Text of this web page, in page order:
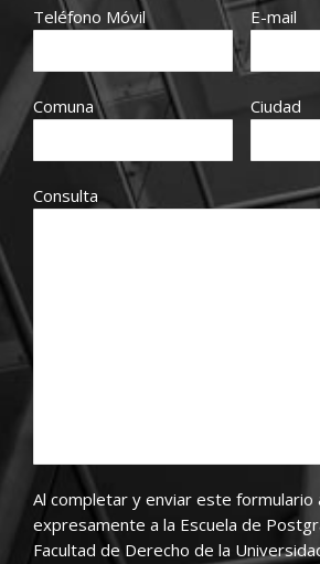
Teléfono Móvil E-mail
Comuna Ciudad
Consulta
Al completar y enviar este formulario
expresamente a la Escuela de
Facultad de Derecho de la